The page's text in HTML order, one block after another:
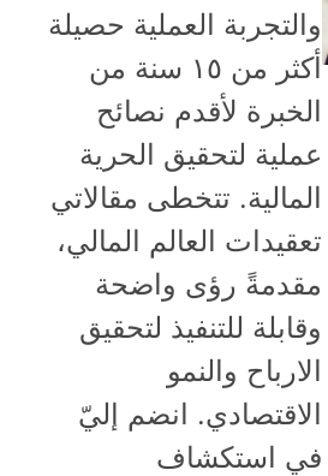
والتجربة العملية حصيلة
أكثر من ١٥ سنة من
الخبرة لأقدم نصائح
عملية لتحقيق الحرية
المالية. تتخطى مقالاتي
تعقيدات العالم المالي،
مقدمةً رؤى واضحة
وقابلة للتنفيذ لتحقيق
الارباح والنمو
الاقتصادي. انضم إليّ
في استكشاف